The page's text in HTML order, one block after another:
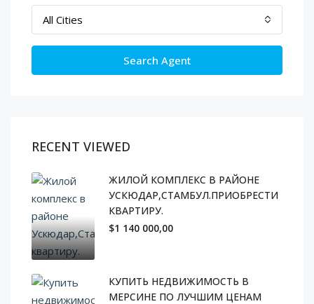
All Cities
Search Agent
RECENT VIEWED
ЖИЛОЙ КОМПЛЕКС В РАЙОНЕ
УСКЮДАР,СТАМБУЛ.ПРИОБРЕСТИ
КВАРТИРУ.
$1 140 000,00
КУПИТЬ НЕДВИЖИМОСТЬ В
МЕРСИНЕ ПО ЛУЧШИМ ЦЕНАМ